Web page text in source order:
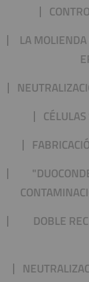
LA
DOBLE